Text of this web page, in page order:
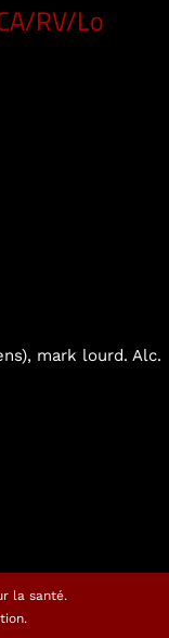
RV/Lo
mark lourd. Alc.
la santé.